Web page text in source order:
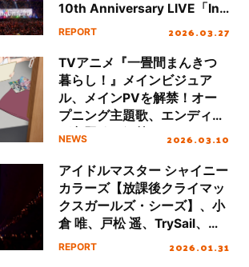
10th Anniversary LIVE「In
the name of BanG
REPORT 2026.03.27
TVアニメ『一畳間まんきつ
暮らし！』メインビジュア
ル、メインPVを解禁！オー
プニング主題歌、エンディン
グ主題歌も解禁！
NEWS 2026.03.10
アイドルマスター シャイニー
カラーズ【放課後クライマッ
クスガールズ・シーズ】、小
倉 唯、戸松 遥、TrySail、早
見沙織、夢限大みゅーたい
REPORT 2026.01.31